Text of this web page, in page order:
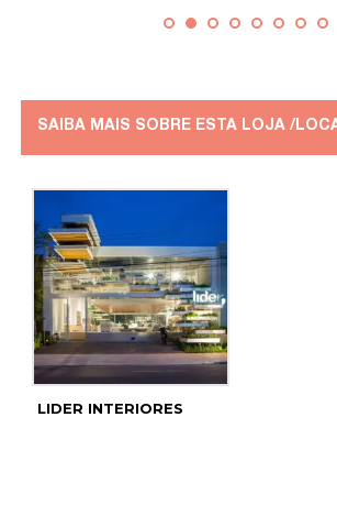
SAIBA MAIS SOBRE ESTA LOJA /
LIDER INTERIORES